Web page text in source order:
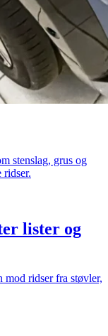
stenslag, grus og
ridser.
lister og
ridser fra støvler,